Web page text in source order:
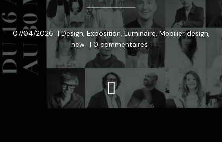
07/04/2026 |Design, Exposition, Luminaire, Mobilier design,
new | 0 commentaires
